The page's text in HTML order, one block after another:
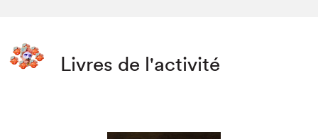
Livres de l'activité